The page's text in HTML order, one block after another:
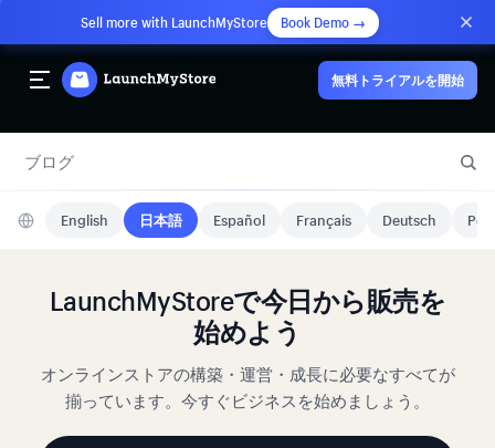
Sell more with LaunchMyStore Book Demo →
無料トライアルを開始
ブログ
English 日本語 Español Français Deutsch
LaunchMyStoreで今日から販売を
始めよう
オンラインストアの構築・運営・成長に必要なすべてが
揃っています。今すぐビジネスを始めましょう。